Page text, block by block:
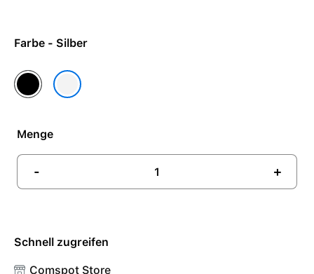
Farbe - Silber
SchwarzSilber
Menge
- +
Schnell zugreifen
Comspot Store